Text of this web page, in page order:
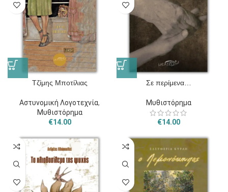
Τζίμης Μποτίλιας
Αστυνομική Λογοτεχνία,
Μυθιστόρημα
€14.00
Σε περίμενα…
Μυθιστόρημα
€14.00